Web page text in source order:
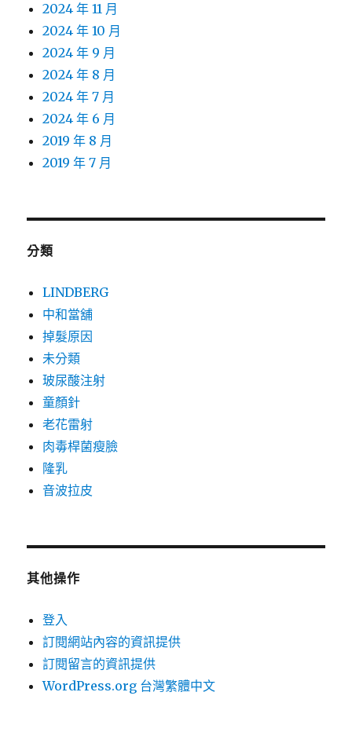
2024 年 11 月
2024 年 10 月
2024 年 9 月
2024 年 8 月
2024 年 7 月
2024 年 6 月
2019 年 8 月
2019 年 7 月
分類
LINDBERG
中和當舖
掉髮原因
未分類
玻尿酸注射
童顏針
老花雷射
肉毒桿菌瘦臉
隆乳
音波拉皮
其他操作
登入
訂閱網站內容的資訊提供
訂閱留言的資訊提供
WordPress.org 台灣繁體中文